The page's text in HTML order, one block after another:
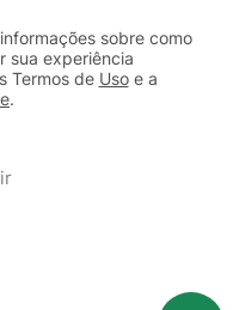
sobre como
sua experiência
Termos de Usoe a
.